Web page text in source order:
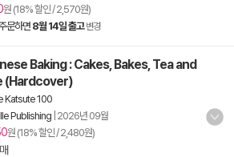
원 (18% 할인 / 2,570원)
문하면 8월 14일 출고 변경
Baking : Cakes, Bakes, Tea and
(Hardcover)
Katsute 100
Publishing 2026년 09월
원 (18% 할인 / 2,480원)